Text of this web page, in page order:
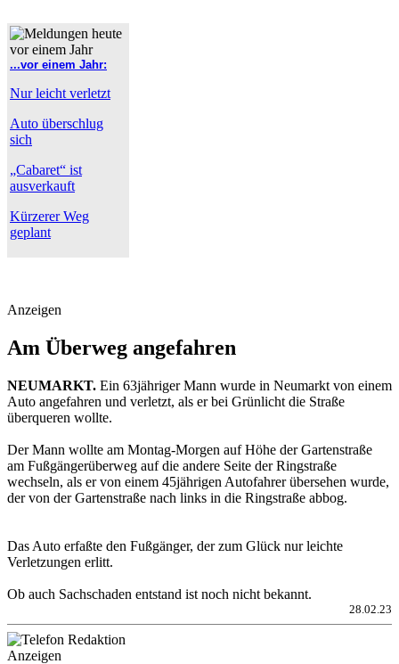
...vor einem Jahr:
Nur leicht verletzt
Auto überschlug
sich
„Cabaret“ ist
ausverkauft
Kürzerer Weg
geplant
Anzeigen
Am Überweg angefahren
NEUMARKT. Ein 63jähriger Mann wurde in Neumarkt von einem
Auto angefahren und verletzt, als er bei Grünlicht die Straße
überqueren wollte.
Der Mann wollte am Montag-Morgen auf Höhe der Gartenstraße
am Fußgängerüberweg auf die andere Seite der Ringstraße
wechseln, als er von einem 45jährigen Autofahrer übersehen wurde,
der von der Gartenstraße nach links in die Ringstraße abbog.
Das Auto erfaßte den Fußgänger, der zum Glück nur leichte
Verletzungen erlitt.
Ob auch Sachschaden entstand ist noch nicht bekannt.
28.02.23
Anzeigen